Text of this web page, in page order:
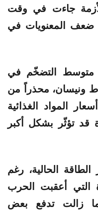
جاءت في وقت
ضعف المعنويات في
متوسط التضخّم في
بين شباط ونيسان، محذراً من
المواد الغذائية
قد تؤثّر بشكل أكبر
الحالية، رغم
التي أعقبت الحرب
عام 2022، ما زالت تدفع بعض